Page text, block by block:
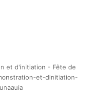
et d'initiation - Fête de
et-dinitiation-